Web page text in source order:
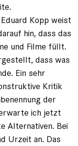
Kopp weist
hin, dass das
und Filme füllt.
dass was
Ein sehr
Kritik
der
ich jetzt
Alternativen. Bei
Urzeit an. Das